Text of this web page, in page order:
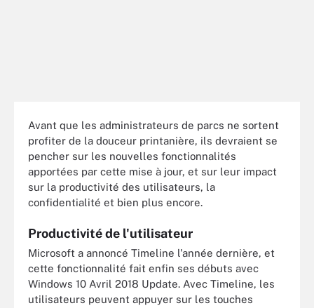
Avant que les administrateurs de parcs ne sortent
profiter de la douceur printanière, ils devraient se
pencher sur les nouvelles fonctionnalités
apportées par cette mise à jour, et sur leur impact
sur la productivité des utilisateurs, la
confidentialité et bien plus encore.
Productivité de l'utilisateur
Microsoft a annoncé Timeline l'année dernière, et
cette fonctionnalité fait enfin ses débuts avec
Windows 10 Avril 2018 Update. Avec Timeline, les
utilisateurs peuvent appuyer sur les touches